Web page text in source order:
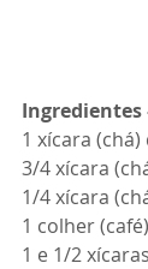
Ingredientes
1 xícara
3/4 xícara
1/4 xícara
1 colher
1 e 1/2